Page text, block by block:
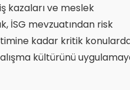
kazaları ve meslek
İSG mevzuatından risk
kadar kritik
kültürünü